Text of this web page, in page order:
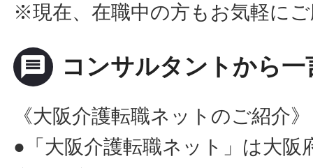
※現在、在職中の方もお気軽に
message コンサルタントから一
《大阪介護転職ネットのご紹介》
●「大阪介護転職ネット」は大阪